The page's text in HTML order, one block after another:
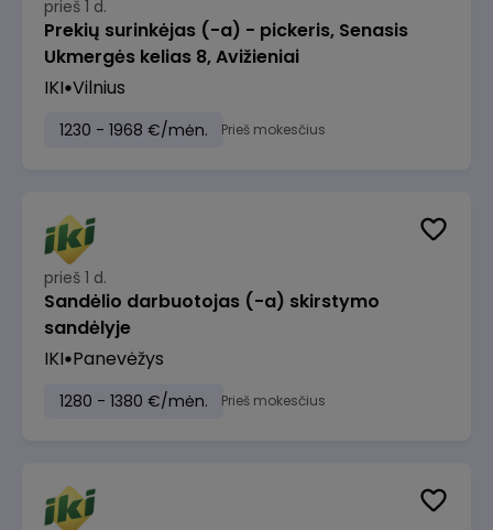
prieš 1 d.
Prekių surinkėjas (-a) - pickeris, Senasis
Ukmergės kelias 8, Avižieniai
IKI Vilnius
1230 - 1968 €/mėn. Prieš mokesčius
prieš 1 d.
Sandėlio darbuotojas (-a) skirstymo
sandėlyje
IKI Panevėžys
1280 - 1380 €/mėn. Prieš mokesčius